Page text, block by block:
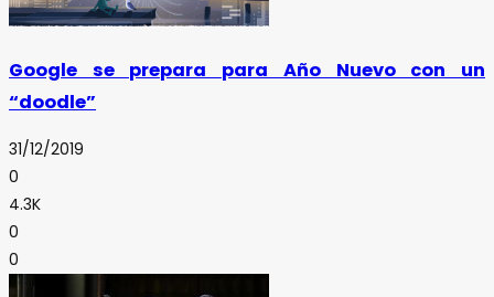
Google se prepara para Año Nuevo con un
“doodle”
31/12/2019
0
4.3K
0
0